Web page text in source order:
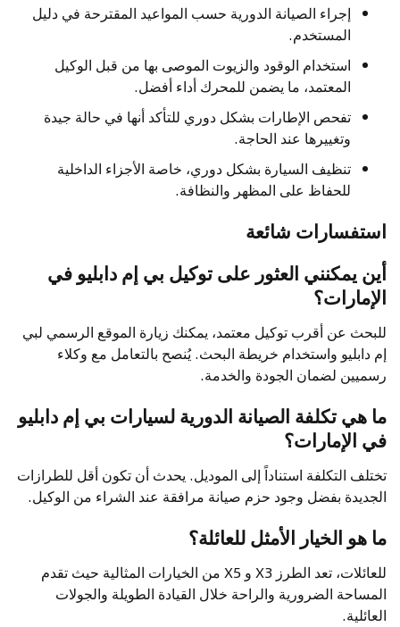
إجراء الصيانة الدورية حسب المواعيد المقترحة في دليل
المستخدم.
استخدام الوقود والزيوت الموصى بها من قبل الوكيل
المعتمد، ما يضمن للمحرك أداء أفضل.
تفحص الإطارات بشكل دوري للتأكد أنها في حالة جيدة
وتغييرها عند الحاجة.
تنظيف السيارة بشكل دوري، خاصة الأجزاء الداخلية
للحفاظ على المظهر والنظافة.
استفسارات شائعة
أين يمكنني العثور على توكيل بي إم دابليو في
الإمارات؟
للبحث عن أقرب توكيل معتمد، يمكنك زيارة الموقع الرسمي لبي
إم دابليو واستخدام خريطة البحث. يُنصح بالتعامل مع وكلاء
رسميين لضمان الجودة والخدمة.
ما هي تكلفة الصيانة الدورية لسيارات بي إم دابليو
في الإمارات؟
تختلف التكلفة استناداً إلى الموديل. يحدث أن تكون أقل للطرازات
الجديدة بفضل وجود حزم صيانة مرافقة عند الشراء من الوكيل.
ما هو الخيار الأمثل للعائلة؟
للعائلات، تعد الطرز X3 و X5 من الخيارات المثالية حيث تقدم
المساحة الضرورية والراحة خلال القيادة الطويلة والجولات
العائلية.